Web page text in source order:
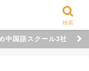
中国語スクール3社
検索